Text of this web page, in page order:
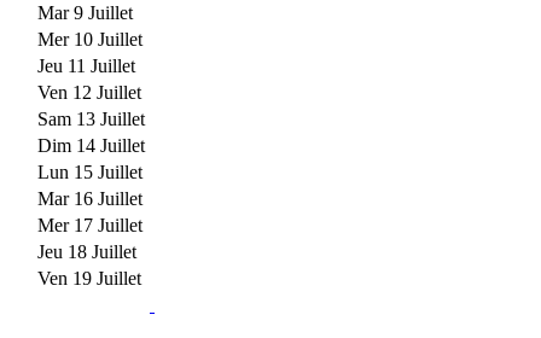
Mar 9 Juillet
Mer 10 Juillet
Jeu 11 Juillet
Ven 12 Juillet
Sam 13 Juillet
Dim 14 Juillet
Lun 15 Juillet
Mar 16 Juillet
Mer 17 Juillet
Jeu 18 Juillet
Ven 19 Juillet